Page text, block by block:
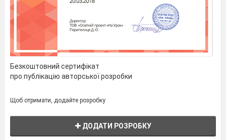
Облітав,
обходив,
Крила,
ноги
натрудив.
Ми
журавля:
«Де
Безкоштовний сертифікат
про публікацію авторської розробки
Щоб отримати, додайте розробку
ДОДАТИ РОЗРОБКУ